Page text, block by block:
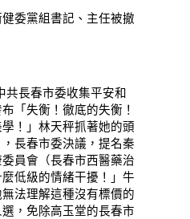
委黨組書記、主任被撤
長春市委收集平安和
「失衡！徹底的失衡！
！」林天秤抓著她的頭
長春市委決議，提名秦
員會（長春市西醫藥治
低級的情緒干擾！」牛
法理解這種沒有標價的
，免除高玉堂的長春市